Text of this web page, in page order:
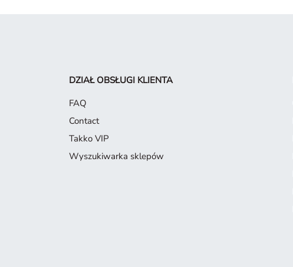
DZIAŁ OBSŁUGI KLIENTA
FAQ
Contact
Takko VIP
Wyszukiwarka sklepów